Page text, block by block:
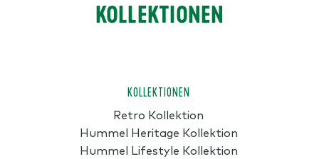
KOLLEKTIONEN
KOLLEKTIONEN
Retro Kollektion
Hummel Heritage Kollektion
Hummel Lifestyle Kollektion